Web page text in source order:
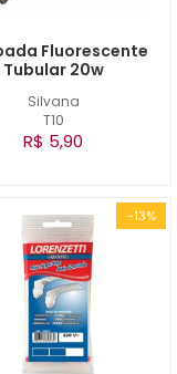
Silvana
T10
Fluorescente
Tubular 20w
R$ 5,90
-13%